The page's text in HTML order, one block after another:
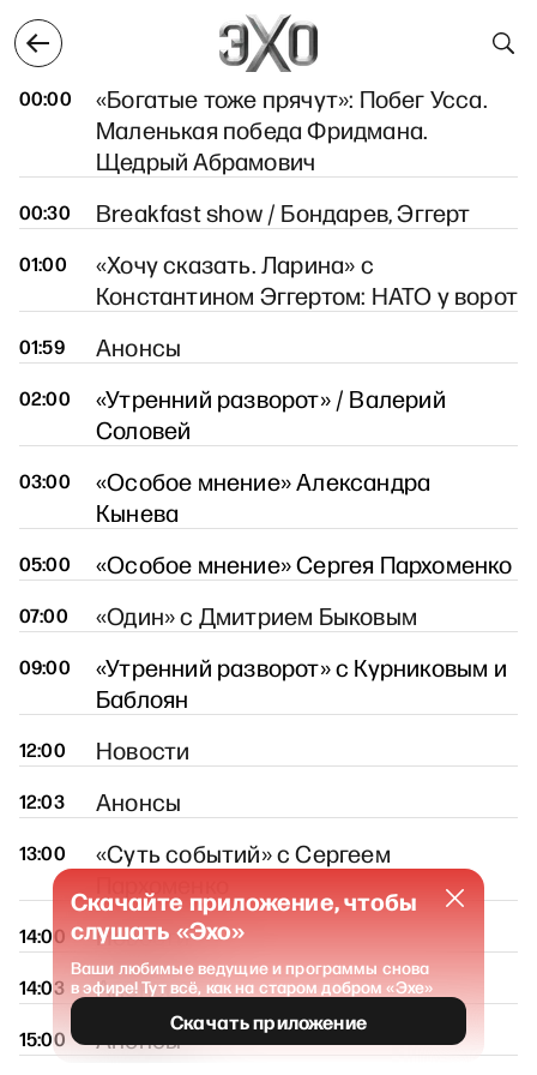
апреля 8 апреля
8 апреля
00:00
«Богатые тоже прячут»: Побег Усса.
Маленькая победа Фридмана.
Щедрый Абрамович
00:30 Breakfast show / Бондарев, Эггерт
01:00
«Хочу сказать. Ларина» с
Константином Эггертом: НАТО у ворот
01:59 Анонсы
02:00
«Утренний разворот» / Валерий
Соловей
03:00
«Особое мнение» Александра
Кынева
05:00 «Особое мнение» Сергея Пархоменко
07:00 «Один» с Дмитрием Быковым
09:00
«Утренний разворот» с Курниковым и
Баблоян
12:00 Новости
12:03 Анонсы
13:00
«Суть событий» с Сергеем
14:00 Новости
14:03 Анонсы
15:00 Анонсы
Скачайте приложение, чтобы
слушать «Эхо»
Ваши любимые ведущие и программы снова
в эфире! Тут всё, как на старом добром «Эхе»
Скачать приложение